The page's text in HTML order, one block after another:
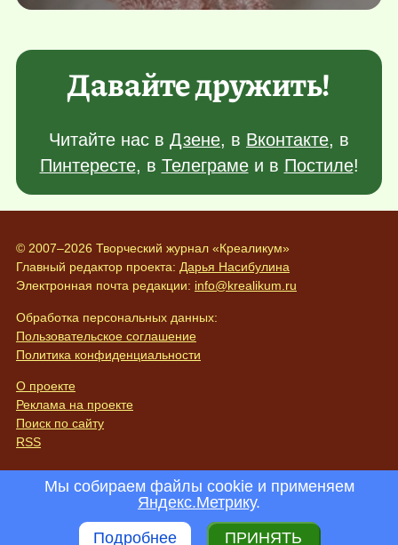
Давайте дружить!
Читайте нас в Дзене, в Вконтакте, в
Пинтересте, в Телеграмеи в Постиле!
© 2007–2026 Творческий журнал «Креаликум»
Главный редактор проекта: Дарья Насибулина
Электронная почта редакции: info@krealikum.ru
Обработка персональных данных:
Пользовательское соглашение
Политика конфиденциальности
О проекте
Реклама на проекте
Поиск по сайту
RSS
Мы собираем файлы cookie и применяем
Яндекс.Метрику.
Подробнее
ПРИНЯТЬ